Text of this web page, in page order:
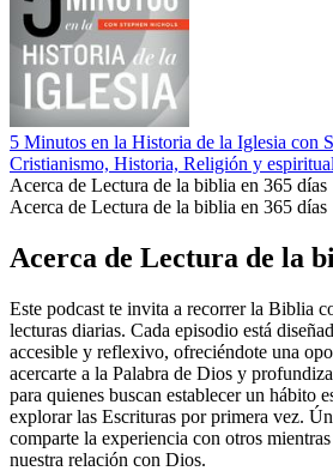
5 Minutos en la Historia de la Iglesia con
Cristianismo, Historia, Religión y
Acerca de Lectura de la biblia en 365 días
Acerca de Lectura de la biblia en 365 días
Acerca de Lectura de la
Este podcast te invita a recorrer la Biblia
lecturas diarias. Cada episodio está
accesible y reflexivo, ofreciéndote una
acercarte a la Palabra de Dios y
para quienes buscan establecer un hábito
explorar las Escrituras por primera vez.
comparte la experiencia con otros
nuestra relación con Dios.